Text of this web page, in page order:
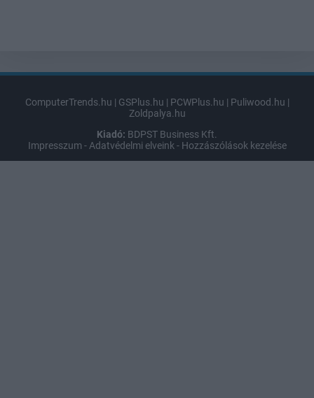
ComputerTrends.hu | GSPlus.hu | PCWPlus.hu | Puliwood.hu |
Zoldpalya.hu
Kiadó: BDPST Business Kft.
Impresszum - Adatvédelmi elveink - Hozzászólások kezelése